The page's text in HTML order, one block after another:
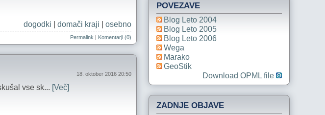
dogodki domači kraji osebno
Permalink | Komentarji (0)
18. oktober 2016 20:50
vse sk... [Več]
POVEZAVE
Blog Leto 2004
Blog Leto 2005
Blog Leto 2006
Wega
Marako
GeoStik
Download OPML file
ZADNJE OBJAVE